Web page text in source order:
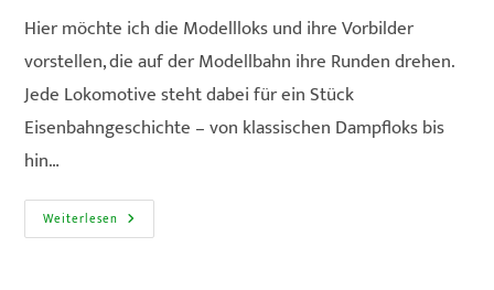
Hier möchte ich die Modellloks und ihre Vorbilder
vorstellen, die auf der Modellbahn ihre Runden drehen.
Jede Lokomotive steht dabei für ein Stück
Eisenbahngeschichte – von klassischen Dampfloks bis
hin…
Weiterlesen Aktualisiert:
Moba